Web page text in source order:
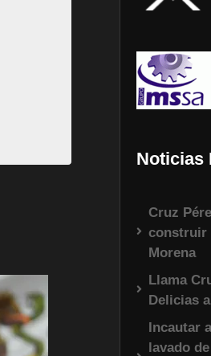
Noticias
Cruz
construir
Morena
Llama
Delicias
Incautar
lavado